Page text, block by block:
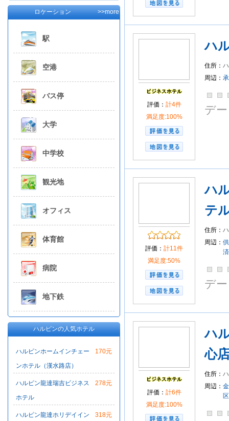
評価： 計4件
満足度:100%
ハ
住所：
周辺：
デ
評価： 計11件
満足度:50%
ハ
テ
住所：
周辺：
デ
評価： 計6件
満足度:100%
ハ
心
住所：
周辺：
ロケーション >>more
駅
空港
バス停
大学
中学校
観光地
オフィス
体育館
病院
地下鉄
ハルピンの人気ホテル
170元
ハルピンホームインチェー
ンホテル（漢水路店）
278元
ハルピン龍達瑞吉ビジネス
ホテル
318元
ハルピン龍達ホリデイイン